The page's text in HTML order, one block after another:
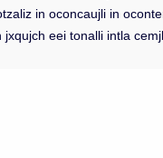
in oconcaujli in
eei tonalli intla